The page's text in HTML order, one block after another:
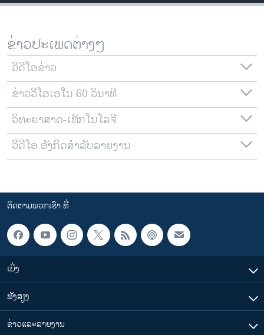
ຂ່າວປະເພດຕ່າງໆ
ວີດີໂອຂ່າວ
ຂ່າວວີໂອເອໃນ 60 ວິນາທີ
ວິທະຍາສາດ-ເທັກໂນໂລຈີ
ວີດີໂອ ອັງກິດສຳລັບລາຍງານ
ຕິດຕາມພວກເຮົາ ທີ່
ເບິ່ງ
ຟັງສຽງ
ຂ່າວແລະລາຍງານ